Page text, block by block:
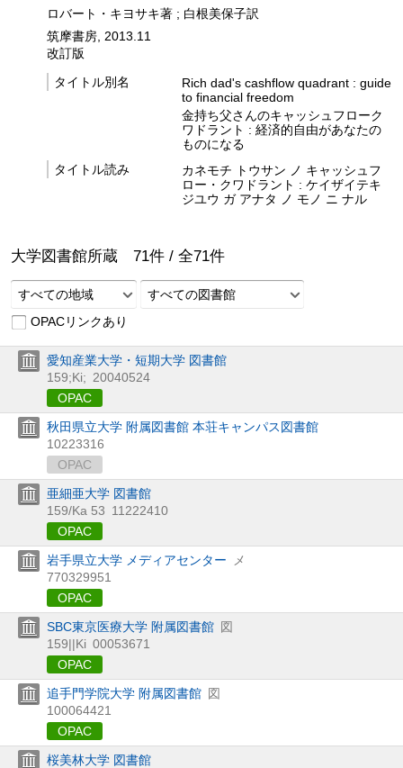
ロバート・キヨサキ著 ; 白根美保子訳
筑摩書房, 2013.11
改訂版
タイトル別名
Rich dad's cashflow quadrant : guide
to financial freedom
金持ち父さんのキャッシュフローク
ワドラント : 経済的自由があなたの
ものになる
タイトル読み
カネモチ トウサン ノ キャッシュフ
ロー・クワドラント : ケイザイテキ
ジユウ ガ アナタ ノ モノ ニ ナル
大学図書館所蔵 71件 / 全71件
すべての地域
すべての図書館
OPACリンクあり
愛知産業大学・短期大学 図書館
159;Ki; 20040524
OPAC
秋田県立大学 附属図書館 本荘キャンパス図書館
10223316
OPAC
亜細亜大学 図書館
159/Ka 53 11222410
OPAC
岩手県立大学 メディアセンター
メ
770329951
OPAC
SBC東京医療大学 附属図書館 図
159||Ki 00053671
OPAC
追手門学院大学 附属図書館 図
100064421
OPAC
桜美林大学 図書館